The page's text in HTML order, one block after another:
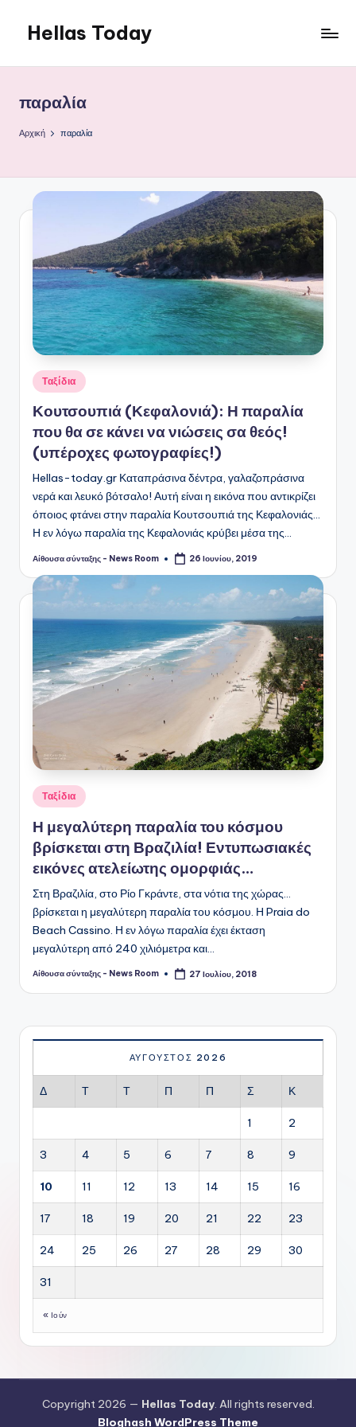
Μετάβαση
περιεχόμενο
Hellas Today
παραλία
Αρχική παραλία
Αναρτήθηκε
σε
Ταξίδια
Κουτσουπιά (Κεφαλονιά): Η παραλία
που θα σε κάνει να νιώσεις σα θεός!
(υπέροχες φωτογραφίες!)
Hellas-today.gr Καταπράσινα δέντρα, γαλαζοπράσινα
νερά και λευκό βότσαλο! Αυτή είναι η εικόνα που αντικρίζει
όποιος φτάνει στην παραλία Κουτσουπιά της Κεφαλονιάς...
Η εν λόγω παραλία της Κεφαλονιάς κρύβει μέσα της…
Συγγραφέας:
Αίθουσα σύνταξης - News Room 26 Ιουνίου, 2019
Αναρτήθηκε
σε
Ταξίδια
Η μεγαλύτερη παραλία του κόσμου
βρίσκεται στη Βραζιλία! Εντυπωσιακές
εικόνες ατελείωτης ομορφιάς…
Στη Βραζιλία, στο Ρίο Γκράντε, στα νότια της χώρας...
βρίσκεται η μεγαλύτερη παραλία του κόσμου. Η Praia do
Beach Cassino. Η εν λόγω παραλία έχει έκταση
μεγαλύτερη από 240 χιλιόμετρα και…
Συγγραφέας:
Αίθουσα σύνταξης - News Room 27 Ιουλίου, 2018
ΑΎΓΟΥΣΤΟΣ 2026
Δ Τ Τ Π Π Σ Κ
1 2
3 4 5 6 7 8 9
10 11 12 13 14 15 16
17 18 19 20 21 22 23
24 25 26 27 28 29 30
31
« Ιούν
Copyright 2026 — Hellas Today. All rights reserved.
Bloghash WordPress Theme